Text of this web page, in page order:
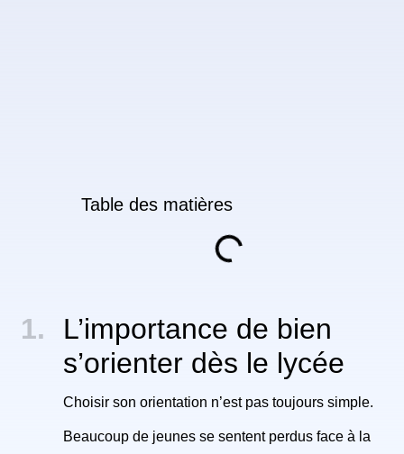
Table des matières
L’importance de bien
s’orienter dès le lycée
Choisir son orientation n’est pas toujours simple.
Beaucoup de jeunes se sentent perdus face à la